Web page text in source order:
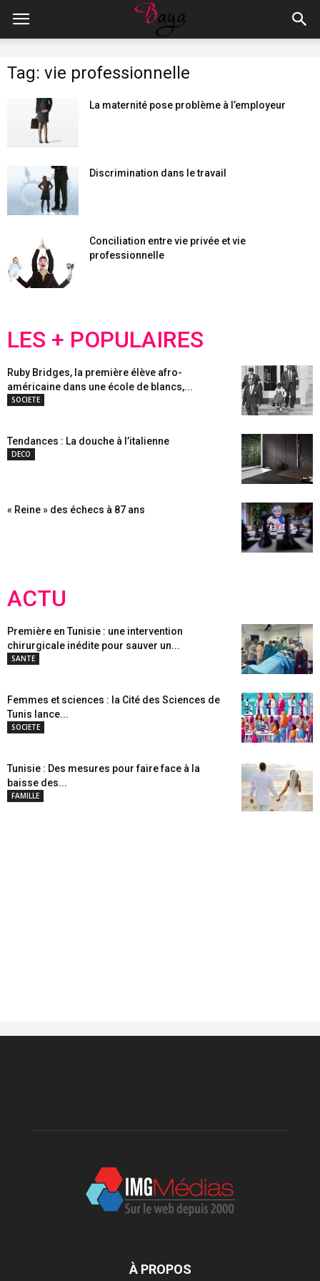
Tag: vie professionnelle
La maternité pose problème à l’employeur
Discrimination dans le travail
Conciliation entre vie privée et vie
professionnelle
LES + POPULAIRES
Ruby Bridges, la première élève afro-
américaine dans une école de blancs,...
SOCIETE
Tendances : La douche à l’italienne
DECO
« Reine » des échecs à 87 ans
ACTU
Première en Tunisie : une intervention
chirurgicale inédite pour sauver un...
SANTE
Femmes et sciences : la Cité des Sciences de
Tunis lance...
SOCIETE
Tunisie : Des mesures pour faire face à la
baisse des...
FAMILLE
À PROPOS